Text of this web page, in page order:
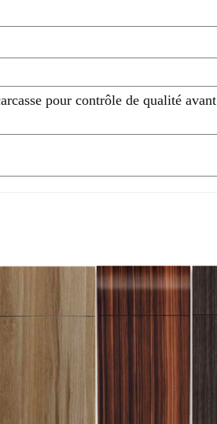
pour contrôle de qualité avant